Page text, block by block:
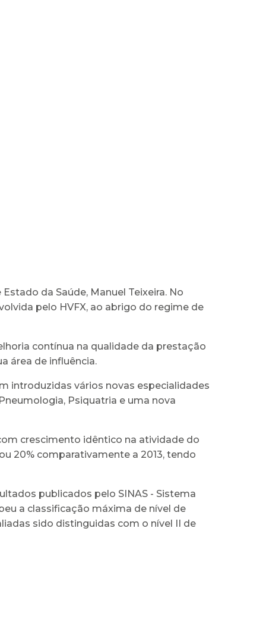
da Saúde, Manuel Teixeira. No
pelo HVFX, ao abrigo do regime de
contínua na qualidade da prestação
área de influência.
introduzidas vários novas especialidades
Psiquatria e uma nova
crescimento idêntico na atividade do
20% comparativamente a 2013, tendo
publicados pelo SINAS - Sistema
a classificação máxima de nível de
sido distinguidas com o nível II de